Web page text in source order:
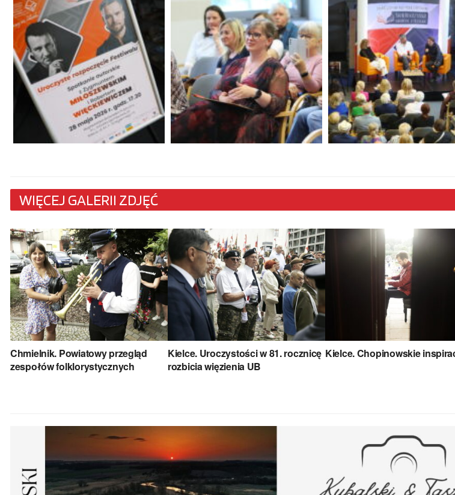
WIĘCEJ GALERII ZDJĘĆ
Chmielnik. Powiatowy przegląd
zespołów folklorystycznych
Kielce. Uroczystości w 81. rocznicę
rozbicia więzienia UB
Kielce. Chopinowskie